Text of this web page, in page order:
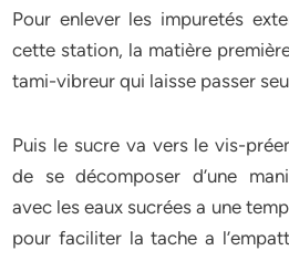
Pour enlever les impuretés
cette station, la matière
tami-vibreur qui laisse passer
Puis le sucre va vers le vis-
de se décomposer d’une
avec les eaux sucrées a une
pour faciliter la tache a